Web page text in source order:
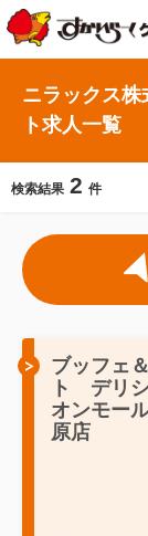
ニラックス株
ト求人一覧
検索結果 2 件
ブッフェ
ト デリ
オンモー
原店